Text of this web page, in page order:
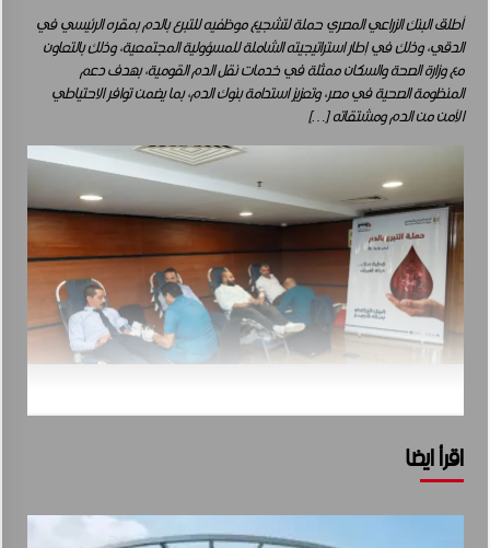
أطلق البنك الزراعي المصري حملة لتشجيع موظفيه للتبرع بالدم بمقره الرئيسي في
الدقي، وذلك في إطار استراتيجيته الشاملة للمسؤولية المجتمعية، وذلك بالتعاون
مع وزارة الصحة والسكان ممثلة في خدمات نقل الدم القومية، بهدف دعم
المنظومة الصحية في مصر، وتعزيز استدامة بنوك الدم، بما يضمن توافر الاحتياطي
الآمن من الدم ومشتقاته […]
اقرأ ايضا